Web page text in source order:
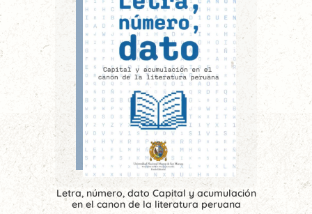
Letra, número, dato Capital y acumulación
en el canon de la literatura peruana